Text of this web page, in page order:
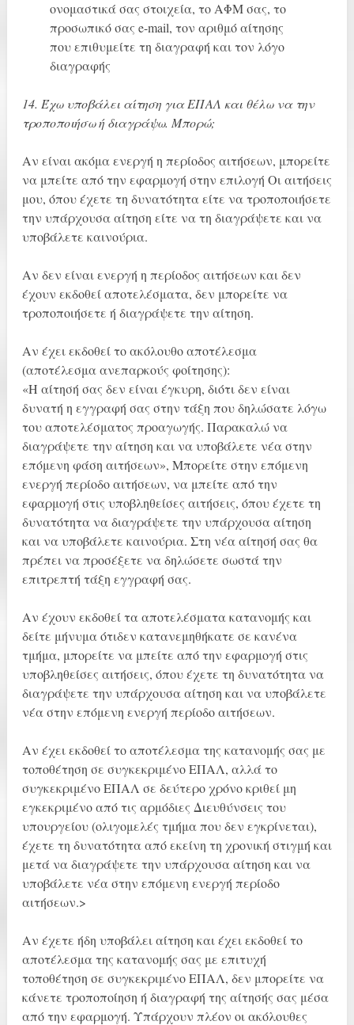
ονομαστικά σας στοιχεία, το ΑΦΜ σας, το
προσωπικό σας e-mail, τον αριθμό αίτησης
που επιθυμείτε τη διαγραφή και τον λόγο
διαγραφής
14. Έχω υποβάλει αίτηση για ΕΠΑΛ και θέλω να την
τροποποιήσω ή διαγράψω. Μπορώ;
Αν είναι ακόμα ενεργή η περίοδος αιτήσεων, μπορείτε
να μπείτε από την εφαρμογή στην επιλογή Οι αιτήσεις
μου, όπου έχετε τη δυνατότητα είτε να τροποποιήσετε
την υπάρχουσα αίτηση είτε να τη διαγράψετε και να
υποβάλετε καινούρια.
Αν δεν είναι ενεργή η περίοδος αιτήσεων και δεν
έχουν εκδοθεί αποτελέσματα, δεν μπορείτε να
τροποποιήσετε ή διαγράψετε την αίτηση.
Αν έχει εκδοθεί το ακόλουθο αποτέλεσμα
(αποτέλεσμα ανεπαρκούς φοίτησης):
«Η αίτησή σας δεν είναι έγκυρη, διότι δεν είναι
δυνατή η εγγραφή σας στην τάξη που δηλώσατε λόγω
του αποτελέσματος προαγωγής. Παρακαλώ να
διαγράψετε την αίτηση και να υποβάλετε νέα στην
επόμενη φάση αιτήσεων», Μπορείτε στην επόμενη
ενεργή περίοδο αιτήσεων, να μπείτε από την
εφαρμογή στις υποβληθείσες αιτήσεις, όπου έχετε τη
δυνατότητα να διαγράψετε την υπάρχουσα αίτηση
και να υποβάλετε καινούρια. Στη νέα αίτησή σας θα
πρέπει να προσέξετε να δηλώσετε σωστά την
επιτρεπτή τάξη εγγραφή σας.
Αν έχουν εκδοθεί τα αποτελέσματα κατανομής και
δείτε μήνυμα ότιδεν κατανεμηθήκατε σε κανένα
τμήμα, μπορείτε να μπείτε από την εφαρμογή στις
υποβληθείσες αιτήσεις, όπου έχετε τη δυνατότητα να
διαγράψετε την υπάρχουσα αίτηση και να υποβάλετε
νέα στην επόμενη ενεργή περίοδο αιτήσεων.
Αν έχει εκδοθεί το αποτέλεσμα της κατανομής σας με
τοποθέτηση σε συγκεκριμένο ΕΠΑΛ, αλλά το
συγκεκριμένο ΕΠΑΛ σε δεύτερο χρόνο κριθεί μη
εγκεκριμένο από τις αρμόδιες Διευθύνσεις του
υπουργείου (ολιγομελές τμήμα που δεν εγκρίνεται),
έχετε τη δυνατότητα από εκείνη τη χρονική στιγμή και
μετά να διαγράψετε την υπάρχουσα αίτηση και να
υποβάλετε νέα στην επόμενη ενεργή περίοδο
αιτήσεων.>
Αν έχετε ήδη υποβάλει αίτηση και έχει εκδοθεί το
αποτέλεσμα της κατανομής σας με επιτυχή
τοποθέτηση σε συγκεκριμένο ΕΠΑΛ, δεν μπορείτε να
κάνετε τροποποίηση ή διαγραφή της αίτησής σας μέσα
από την εφαρμογή. Υπάρχουν πλέον οι ακόλουθες